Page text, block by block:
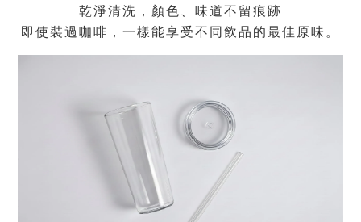
乾淨清洗，顏色、味道不留痕跡
即使裝過咖啡，一樣能享受不同飲品的最佳原味。